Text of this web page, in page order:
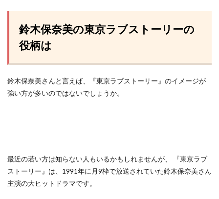
鈴木保奈美の東京ラブストーリーの
役柄は
鈴木保奈美さんと言えば、『東京ラブストーリー』のイメージが
強い方が多いのではないでしょうか。
最近の若い方は知らない人もいるかもしれませんが、 『東京ラブ
ストーリー』は、1991年に月9枠で放送されていた鈴木保奈美さん
主演の大ヒットドラマです。